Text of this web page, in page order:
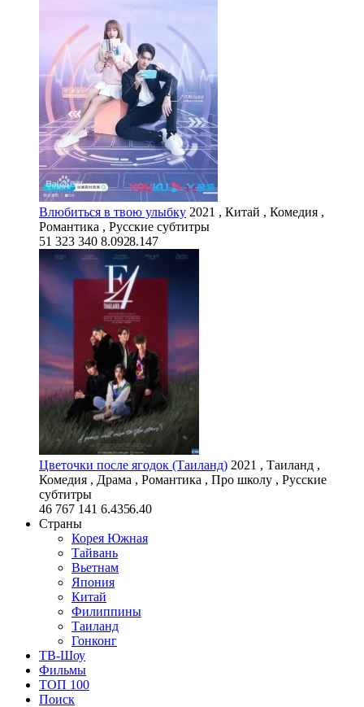
Влюбиться в твою улыбку 2021 , Китай , Комедия ,
Романтика , Русские субтитры
51 323 340 8.0928.147
Цветочки после ягодок (Таиланд) 2021 , Таиланд ,
Комедия , Драма , Романтика , Про школу , Русские
субтитры
46 767 141 6.4356.40
Страны
Корея Южная
Тайвань
Вьетнам
Япония
Китай
Филиппины
Таиланд
Гонконг
ТВ-Шоу
Фильмы
ТОП 100
Поиск